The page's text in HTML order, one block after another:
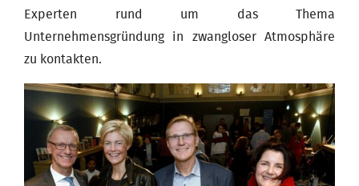
Experten rund um das Thema
Unternehmensgründung in zwangloser Atmosphäre
zu kontakten.